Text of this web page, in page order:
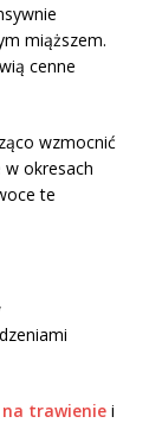
miąższem.
cenne
wzmocnić
okresach
te
na trawienie i